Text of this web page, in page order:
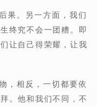
果。另一方面，我们
终究不会一团糟。即
让自己得荣耀，让我
，相反，一切都要依
。他和我们不同，不